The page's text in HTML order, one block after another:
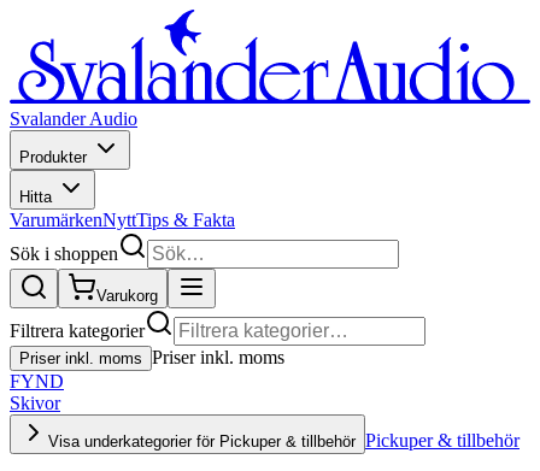
Svalander Audio
Produkter
Hitta
VarumärkenNyttTips & Fakta
Sök i shoppen
Varukorg
Filtrera kategorier
Priser inkl. moms Priser inkl. moms
FYND
Skivor
Visa underkategorier för Pickuper & tillbehör Pickuper & tillbehör